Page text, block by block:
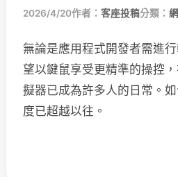
2026/4/20作者： 客座投稿分類：
無論是應用程式開發者需進
望以鍵鼠享受更精準的操控
擬器已成為許多人的日常。
度已超越以往。